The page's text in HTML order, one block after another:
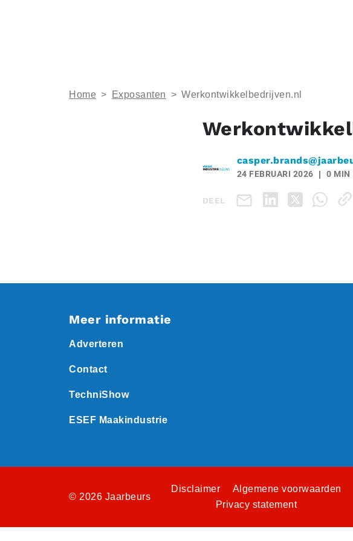
Home > Exposanten > Werkontwikkelbedrijven.nl
24 FEBRUARI 2026 0 MIN
DEEL
Meer informatie
Adverteren
Contact
TechniShow
ESEF Maakindustrie
© 2026 Jaarbeurs
Disclaimer
Algemene voorwaarden
Privacy statement